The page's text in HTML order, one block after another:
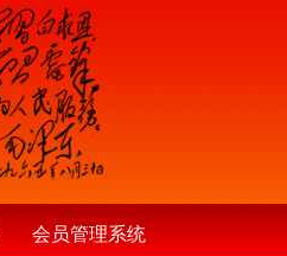
会员管理系统